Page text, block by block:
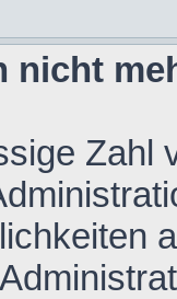
nicht
Zahl